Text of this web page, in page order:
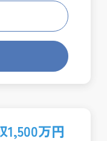
1,500万円